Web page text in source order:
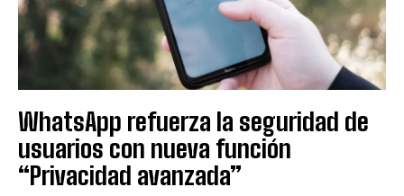
WhatsApp refuerza la seguridad de
usuarios con nueva función
“Privacidad avanzada”